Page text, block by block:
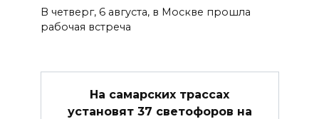
В четверг, 6 августа, в Москве прошла
рабочая встреча
На самарских трассах
установят 37 светофоров на